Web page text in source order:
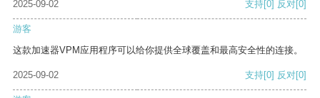
2025-09-02
支持[0] 反对[0]
游客
这款加速器VPM应用程序可以给你提供全球覆盖和最高安全性的连接。
2025-09-02 支持[0] 反对[0]